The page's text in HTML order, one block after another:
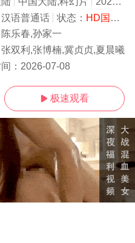
汉语普通话 状态： HD国语/高清
陈乐春,孙家一
张双利,张博楠,冀贞贞,夏晨曦
： 2026-07-08
 极速观看